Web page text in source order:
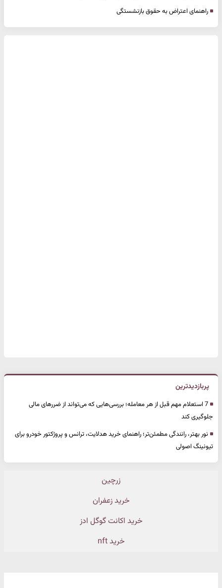
راهنمای اعتراض به حقوق بازنشستگی
پربازدیدترین
7 استعلام مهم قبل از هر معامله؛ بررسی‌هایی که می‌تواند از ضررهای مالی
جلوگیری کند
نور بهتر، رانندگی مطمئن‌تر؛ راهنمای خرید هدلایت، ترانس و پروژکتور خودرو برای
تیونینگ اصولی
زرچین
خرید زعفران
خرید اکانت گوگل ادز
خرید nft